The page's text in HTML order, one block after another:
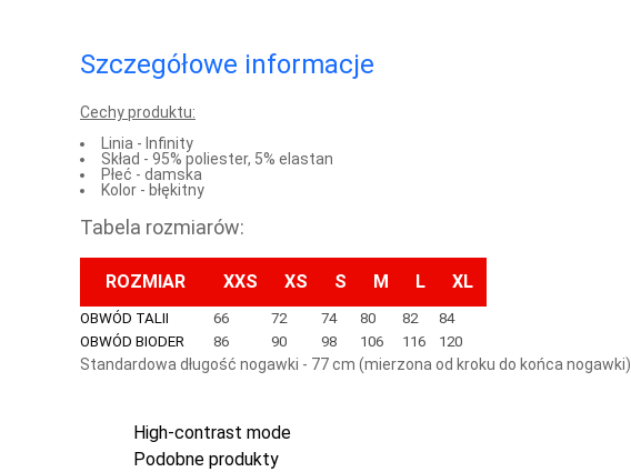
Szczegółowe informacje
Cechy produktu:
Linia - Infinity
Skład - 95% poliester, 5% elastan
Płeć - damska
Kolor - błękitny
Tabela rozmiarów:
ROZMIAR XXS XS S M L XL
OBWÓD TALII 66 72 74 80 82
84
OBWÓD BIODER
86 90 98 106 116 120
Standardowa długość nogawki - 77 cm (mierzona od kroku do końca nogawki).
High-contrast mode
Podobne produkty